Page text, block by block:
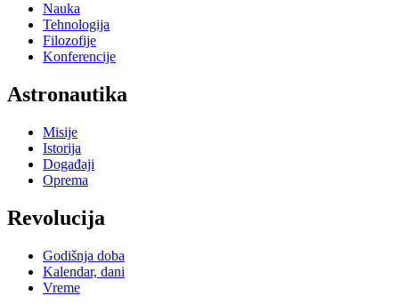
Nauka
Tehnologija
Filozofije
Konferencije
Astronautika
Misije
Istorija
Događaji
Oprema
Revolucija
Godišnja doba
Kalendar, dani
Vreme